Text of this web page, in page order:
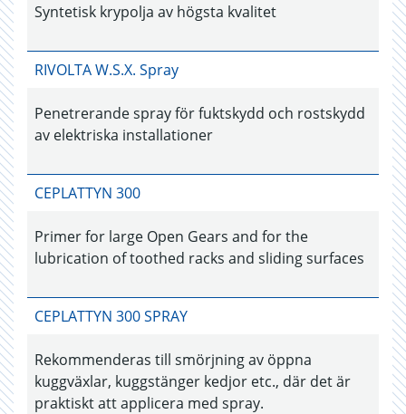
Syntetisk krypolja av högsta kvalitet
RIVOLTA W.S.X. Spray
Penetrerande spray för fuktskydd och rostskydd
av elektriska installationer
CEPLATTYN 300
Primer for large Open Gears and for the
lubrication of toothed racks and sliding surfaces
CEPLATTYN 300 SPRAY
Rekommenderas till smörjning av öppna
kuggväxlar, kuggstänger kedjor etc., där det är
praktiskt att applicera med spray.